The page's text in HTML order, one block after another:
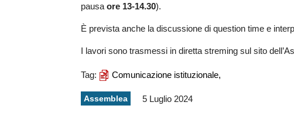
pausa ore 13-14.30).
È prevista anche la discussione di question time e
I lavori sono trasmessi in diretta streming sul sito
Tag: Comunicazione istituzionale,
Assemblea 5 Luglio 2024